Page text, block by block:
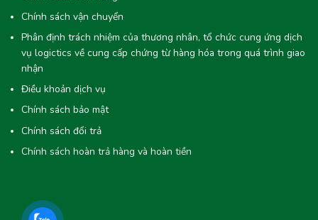
Chính sách vận chuyển
Phân định trách nhiệm của thương nhân, tổ chức cung ứng dịch
vụ logictics về cung cấp chứng từ hàng hóa trong quá trình giao
nhận
Điều khoản dịch vụ
Chính sách bảo mật
Chính sách đổi trả
Chính sách hoàn trả hàng và hoàn tiền